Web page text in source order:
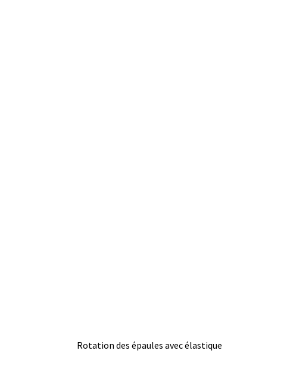
Rotation des épaules avec élastique